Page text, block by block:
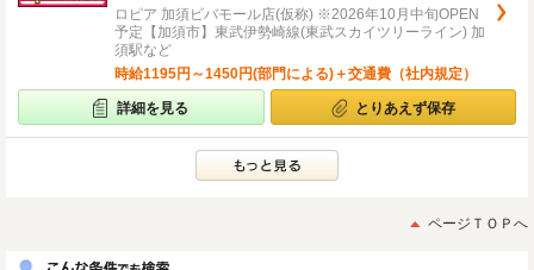
ロピア 加須ビバモール店(仮称) ※2026年10月中旬OPEN
予定【加須市】東武伊勢崎線(東武スカイツリーライン) 加
須駅など
時給1195円～1450円(部門による)＋交通費（社内規定）
詳細を見る とりあえず保存
ページＴＯＰへ